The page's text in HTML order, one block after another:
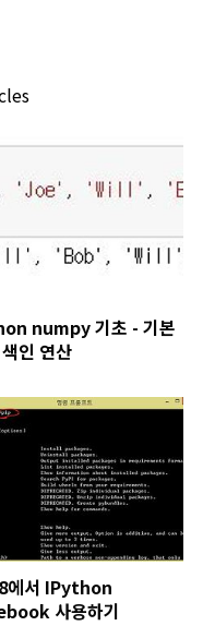
numpy 기초 - 기본
인 연산
에서 IPython
사용하기